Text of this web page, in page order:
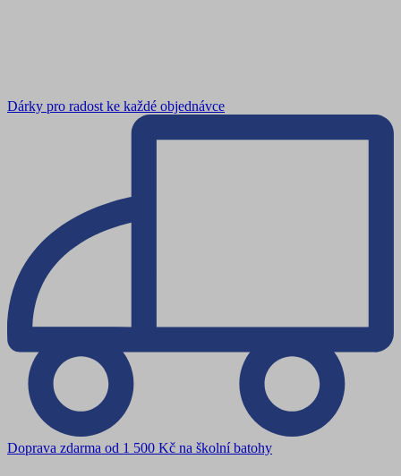
Dárky pro radost ke každé objednávce
Doprava zdarma od 1 500 Kč na školní batohy